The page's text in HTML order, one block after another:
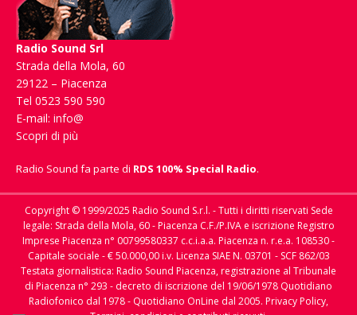
Radio Sound Srl
Strada della Mola, 60
29122 – Piacenza
Tel 0523 590 590
E-mail: info@
Scopri di più
Radio Sound fa parte di RDS 100% Special Radio.
Copyright © 1999/2025 Radio Sound S.r.l. - Tutti i diritti riservati Sede
legale: Strada della Mola, 60 - Piacenza C.F./P.IVA e iscrizione Registro
Imprese Piacenza n° 00799580337 c.c.i.a.a. Piacenza n. r.e.a. 108530 -
Capitale sociale - € 50.000,00 i.v. Licenza SIAE N. 03701 - SCF 862/03
Testata giornalistica: Radio Sound Piacenza, registrazione al Tribunale
di Piacenza n° 293 - decreto di iscrizione del 19/06/1978 Quotidiano
Radiofonico dal 1978 - Quotidiano OnLine dal 2005. Privacy Policy,